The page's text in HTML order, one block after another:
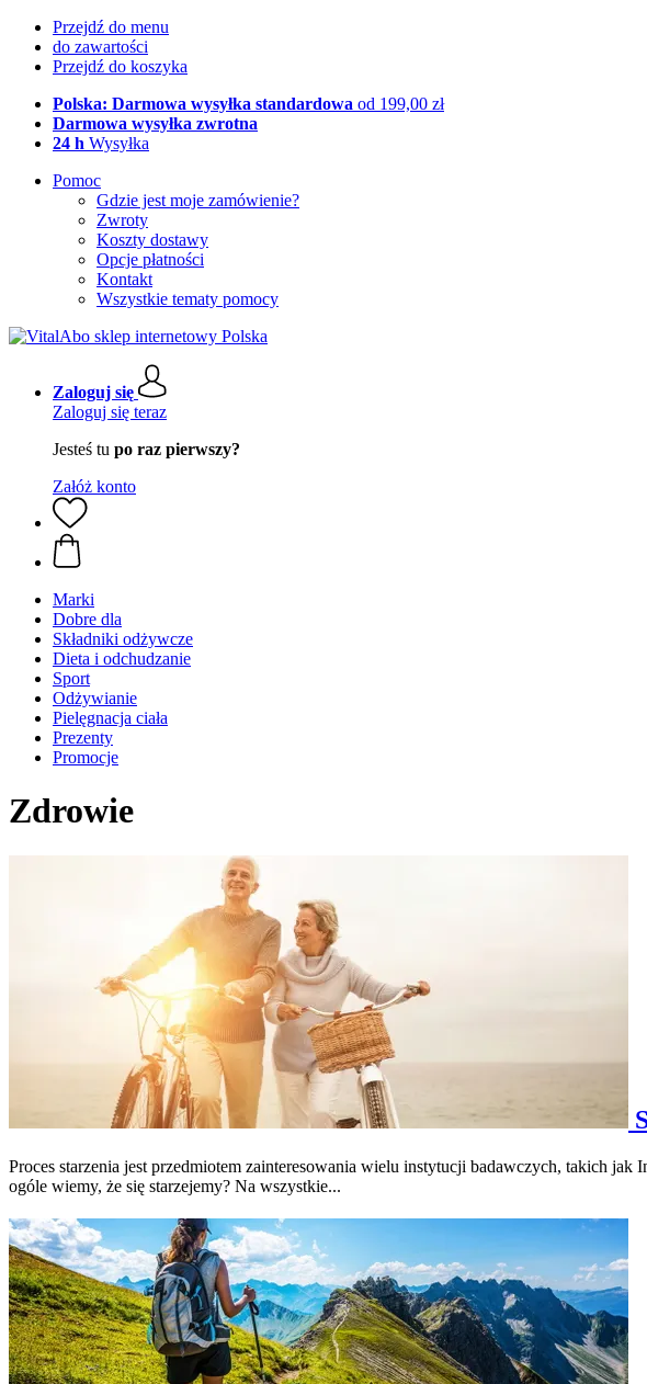
Przejdź do menu
do zawartości
Przejdź do koszyka
Polska: Darmowa wysyłka standardowa od 199,00 zł
Darmowa wysyłka zwrotna
24 h Wysyłka
Pomoc
Gdzie jest moje zamówienie?
Zwroty
Koszty dostawy
Opcje płatności
Kontakt
Wszystkie tematy pomocy
Zaloguj się
Zaloguj się teraz
Jesteś tu po raz pierwszy?
Załóż konto
Marki
Dobre dla
Składniki odżywcze
Dieta i odchudzanie
Sport
Odżywianie
Pielęgnacja ciała
Prezenty
Promocje
Zdrowie
Proces starzenia jest przedmiotem zainteresowania wielu instytucji badawczych, takich
ogóle wiemy, że się starzejemy? Na wszystkie...